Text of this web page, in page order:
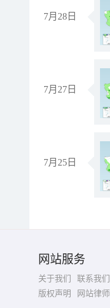
7月28日
7月27日
7月25日
网站服务
关于我们 联系我们
版权声明
网站律师